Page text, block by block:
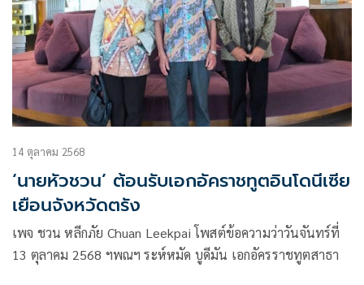
14 ตุลาคม 2568
‘นายหัวชวน’ ต้อนรับเอกอัคราชทูตอินโดนีเซีย
เยือนจังหวัดตรัง
เพจ ชวน หลีกภัย Chuan Leekpai โพสต์ข้อความว่าวันจันทร์ที่
13 ตุลาคม 2568 ฯพณฯ ระห์หมัด บูดีมัน เอกอัครราชทูตสาธา